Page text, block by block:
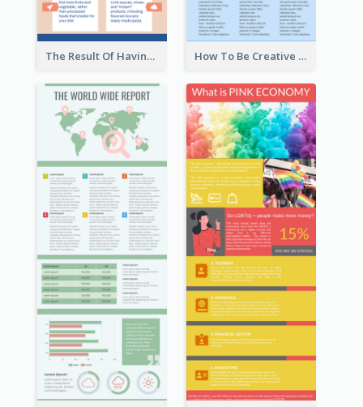
The Result Of Having Excessive Salt Infographic Design How To Be Creative Infographic